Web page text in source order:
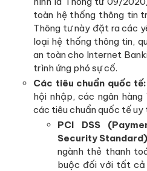
toàn hệ thống thông tin
Thông tư này đặt ra các
loại hệ thống thông tin,
an toàn cho Internet
trình ứng phó sự cố.
Các tiêu chuẩn quốc tế:
hội nhập, các ngân
các tiêu chuẩn quốc tế uy
PCI DSS
Security
ngành thẻ thanh
buộc đối với tất